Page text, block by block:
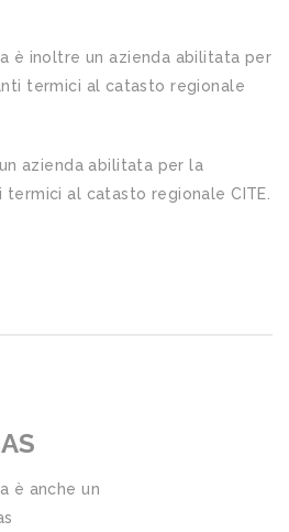
azienda abilitata per la
al catasto regionale CITE.